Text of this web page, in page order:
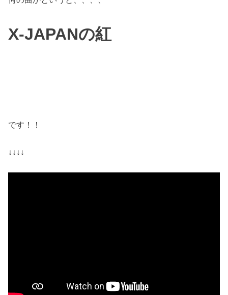
X-JAPANの紅
です！！
↓↓↓↓